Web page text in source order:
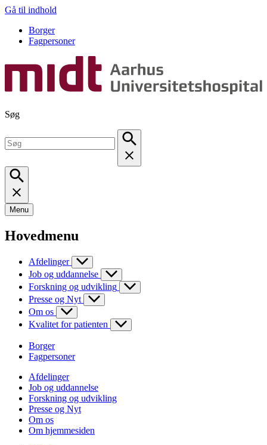
Gå til indhold
Borger
Fagpersoner
Søg
Menu
Hovedmenu
Afdelinger
Job og uddannelse
Forskning og udvikling
Presse og Nyt
Om os
Kvalitet for patienten
Borger
Fagpersoner
Afdelinger
Job og uddannelse
Forskning og udvikling
Presse og Nyt
Om os
Om hjemmesiden